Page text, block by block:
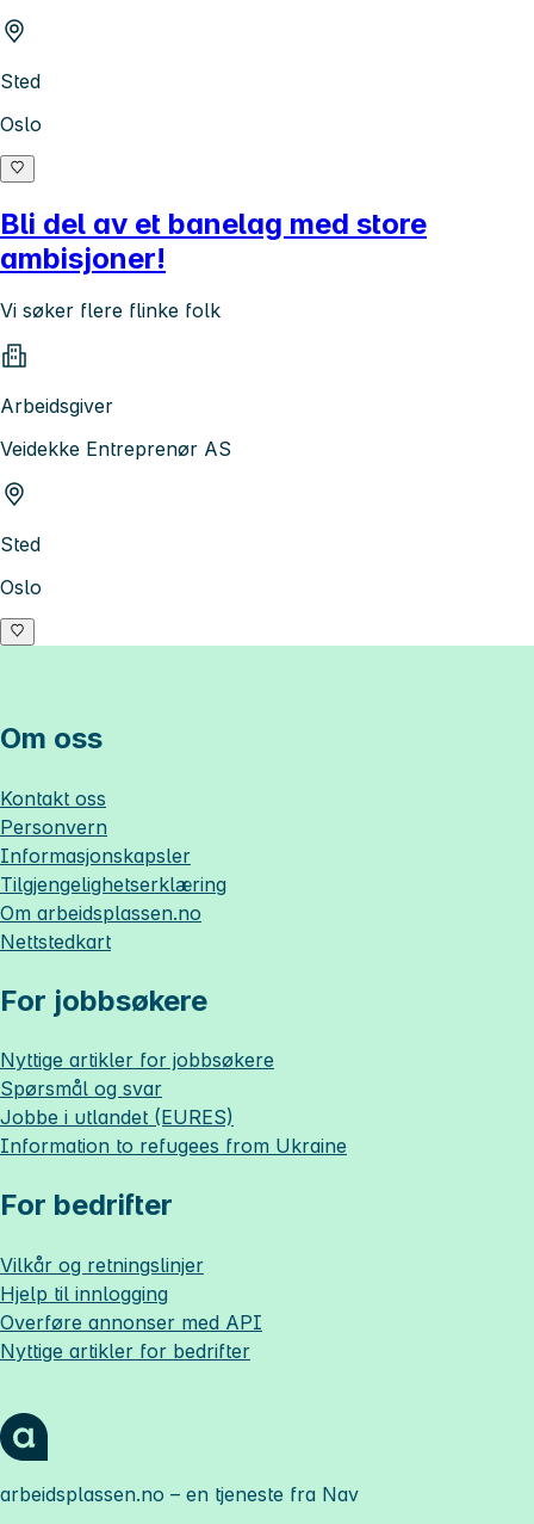
Sted
Oslo
Bli del av et banelag med store
ambisjoner!
Vi søker flere flinke folk
Arbeidsgiver
Veidekke Entreprenør AS
Sted
Oslo
Om oss
Kontakt oss
Personvern
Informasjonskapsler
Tilgjengelighetserklæring
Om arbeidsplassen.no
Nettstedkart
For jobbsøkere
Nyttige artikler for jobbsøkere
Spørsmål og svar
Jobbe i utlandet (EURES)
Information to refugees from Ukraine
For bedrifter
Vilkår og retningslinjer
Hjelp til innlogging
Overføre annonser med API
Nyttige artikler for bedrifter
arbeidsplassen.no – en tjeneste fra Nav